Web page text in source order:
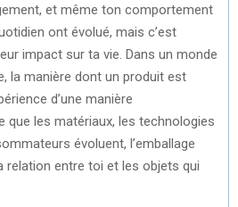
et même ton comportement
ont évolué, mais c’est
impact sur ta vie. Dans un monde
la manière dont un produit est
d’une manière
que les matériaux, les technologies
évoluent, l’emballage
relation entre toi et les objets qui